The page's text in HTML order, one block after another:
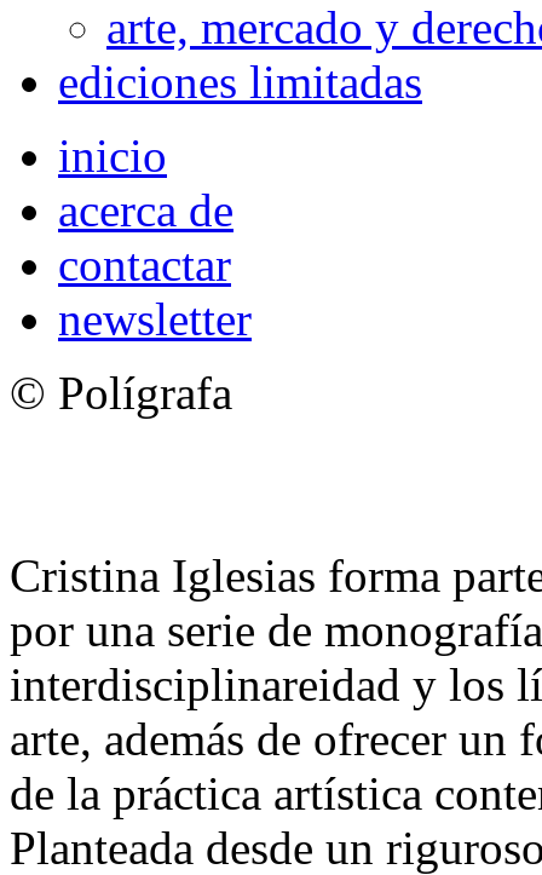
arte, mercado y
ediciones limitadas
inicio
acerca de
contactar
newsletter
© Polígrafa
Cristina Iglesias forma
por una serie de
interdisciplinareidad y los
arte, además de ofrecer
de la práctica artística
Planteada desde un